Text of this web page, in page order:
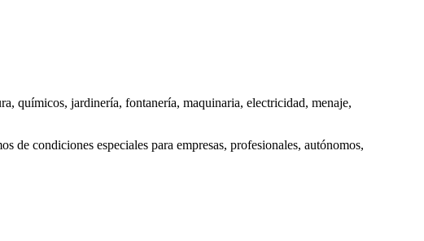
químicos, jardinería, fontanería, maquinaria, electricidad, menaje,
de condiciones especiales para empresas, profesionales, autónomos,